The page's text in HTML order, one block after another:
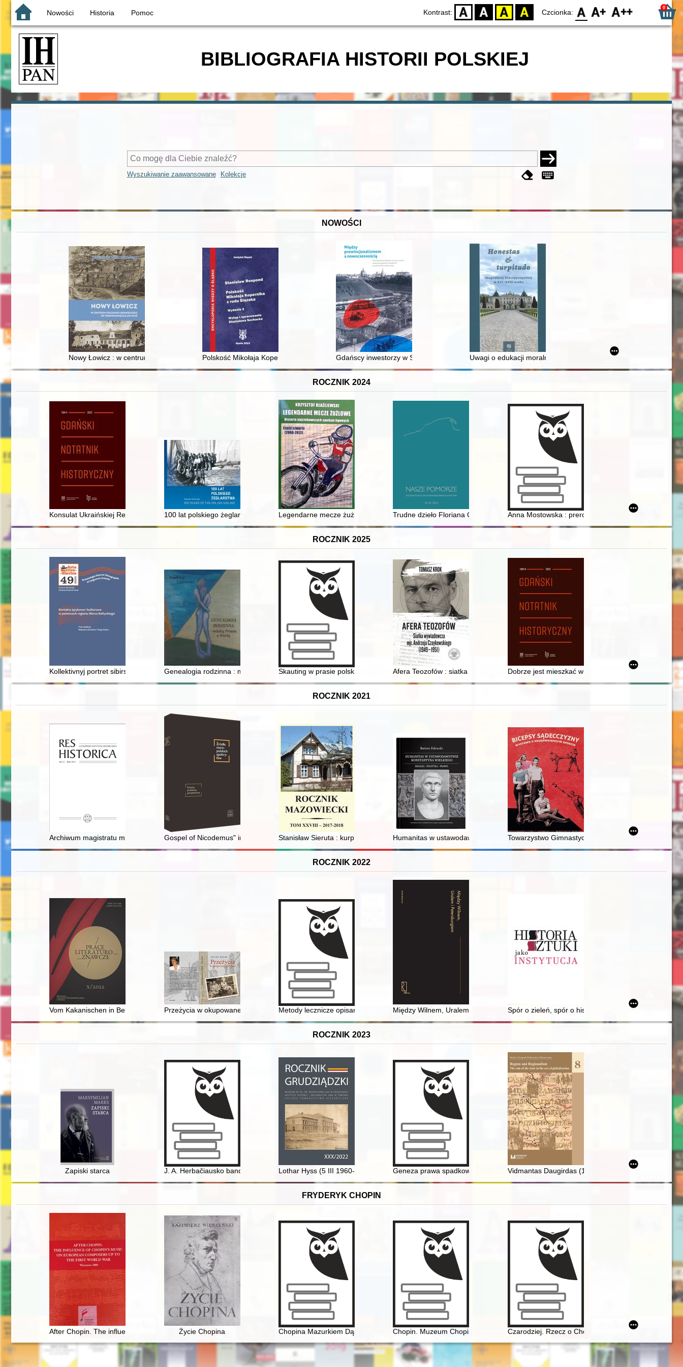
Nowości Historia Pomoc Kontrast: D BW YB BY Czcionka: F0 F1 F2 0
BIBLIOGRAFIA HISTORII POLSKIEJ
Wyszukiwanie zaawansowane Kolekcje
NOWOŚCI
Nowy Łowicz : w centrum poligonu drawskiego od średniowiecza do dziś
Polskość Mikołaja Kopernika z rodu ŚlązakaGdańscy inwestorzy w Sopocie : prestiż finansowy i towarzyski lokalnego mieszczaństwa w 2. poł. XIX w
Uwagi o edukacji moralnej synów szlacheckich w XVI-wiecznej
ROCZNIK 2024
Konsulat Ukraińskiej Republiki Ludowej w Gdańsku (1918-1921)100 lat polskiego żeglarstwa = 100 years of the Polish sailingLegendarne mecze żużlowe : historia najciekawszych spotkań ligowych. Cz. 4,
Trudne dzieło Floriana Ceynowy : obraz narodzin sprawy kaszubskiej na tle sytuacji ziemi
Anna Mostowska : preromantyczna protofeministka
ROCZNIK 2025
Kollektivnyj portret sibirskih katolikov načala XIX veka na osnove dannyh metričeskih knig Irkutskoj missii iezuitov
Genealogia rodzinna : między Prosną a WartąSkauting w prasie polskiej z lat 1909-1911 : (teksty źródłowe)Afera Teozofów : siatka wywiadowcza mjr. Andrzeja Czaykowskiego (1949-1951)
Dobrze jest mieszkać w Zaspie" : działalność
ROCZNIK 2021
Archiwum magistratu miasta Kielce z 1873 r. w świetle ankiety sporządzonej dla Komisji Specjalnej do Urządzenia Archiwów przy Ministerstwie Oświecenia Publicznego = The archive of the
Gospel of Nicodemus" in medieval European vernaculars : textual sources and translatorial strategies
Stanisław Sieruta : kurp z Olszyn Humanitas w ustawodawstwie Konstantyna Wielkiego : religia, polityka, prawo
Towarzystwo Gimnastyczne "Sokół" na Ziemi
ROCZNIK 2022
Vom Kakanischen in Berlin zum "Österreichischen Staatspreis" : Stanisław Lems Rückzug ins neutrale Wien der 1980er Jahre und die Rolle der "Österreichischen Gesellschaft für Literatur" =
Przeżycia w okupowanej Polsce Metody lecznicze opisane w czasopiśmie "Pamiętnik Lekarski Warszawski" z lat 1828-1829 i analiza ich potencjalnej
Między Wilnem, Uralem i Petersburgiem : asymetrie kulturowe, transfer wiedzy i polityka
Spór o zieleń, spór o historię : powstanie Parku
ROCZNIK 2023
Zapiski starca J. A. Herbačiausko bandymai švelninti lietuvių ir lenkų santykiusLothar Hyss (5 III 1960-19 III 2022) : niemiecki historyk sztuki = Lothar Hyss (1960-2022) : German art historian
Geneza prawa spadkowego w polskim kodeksie cywilnym z 1964 roku - recenzja]
Vidmantas Daugirdas (1967-2019)
FRYDERYK CHOPIN
After Chopin. The influence of Chopin's music on European composers up to the first world war
Życie Chopina Chopina Mazurkiem Dąbrowskiego urzeczenieChopin. Muzeum Chopina. Chopin MuseumCzarodziej. Rzecz o Chopinie [1810-1849]